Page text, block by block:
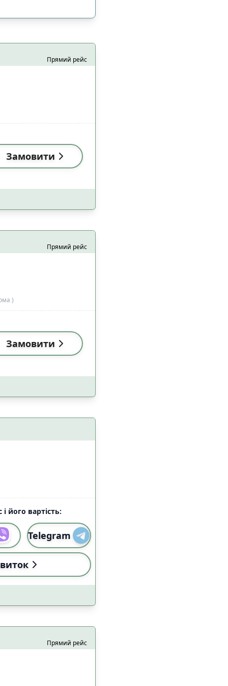
(18:00-22:59)
(18:00-22:59) 0
з домашніми
5
5
Starlink
Прямий рейс
Замовити
Прямий рейс
)
Замовити
його вартість:
Telegram
Прямий рейс